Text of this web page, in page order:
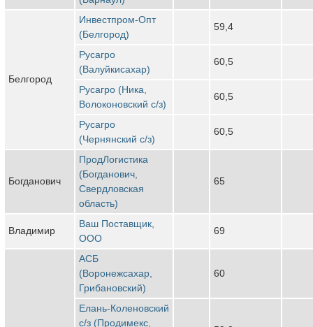
Белгород
Инвестпром-Опт
(Белгород)
59,4
Русагро
(Валуйкисахар)
60,5
Русагро (Ника,
Волоконовский с/з)
60,5
Русагро
(Чернянский с/з)
60,5
Богданович
ПродЛогистика
(Богданович,
Свердловская
область)
65
Владимир
Ваш Поставщик,
ООО
69
АСБ
(Воронежсахар,
Грибановский)
60
Елань-Коленовский
с/з (Продимекс,